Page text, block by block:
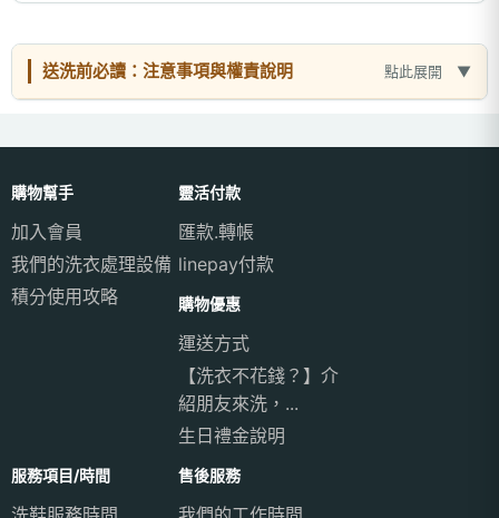
送洗前必讀：注意事項與權責說明 點此展開
購物幫手
加入會員
我們的洗衣處理設備
積分使用攻略
靈活付款
匯款.轉帳
linepay付款
購物優惠
運送方式
【洗衣不花錢？】介
紹朋友來洗，...
生日禮金說明
服務項目/時間 售後服務